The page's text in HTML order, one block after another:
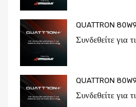
QUATTRON
Συνδεθείτε για
QUATTRON
Συνδεθείτε για